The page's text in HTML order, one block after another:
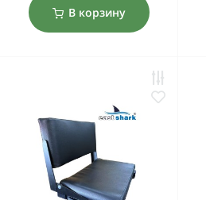
В корзину